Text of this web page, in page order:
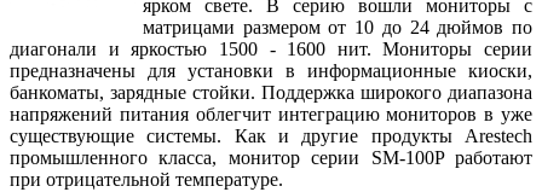
ярком свете. В серию вошли мониторы с
матрицами размером от 10 до 24 дюймов по
диагонали и яркостью 1500 - 1600 нит. Мониторы серии
предназначены для установки в информационные киоски,
банкоматы, зарядные стойки. Поддержка широкого диапазона
напряжений питания облегчит интеграцию мониторов в уже
существующие системы. Как и другие продукты Arestech
промышленного класса, монитор серии SM-100P работают
при отрицательной температуре.